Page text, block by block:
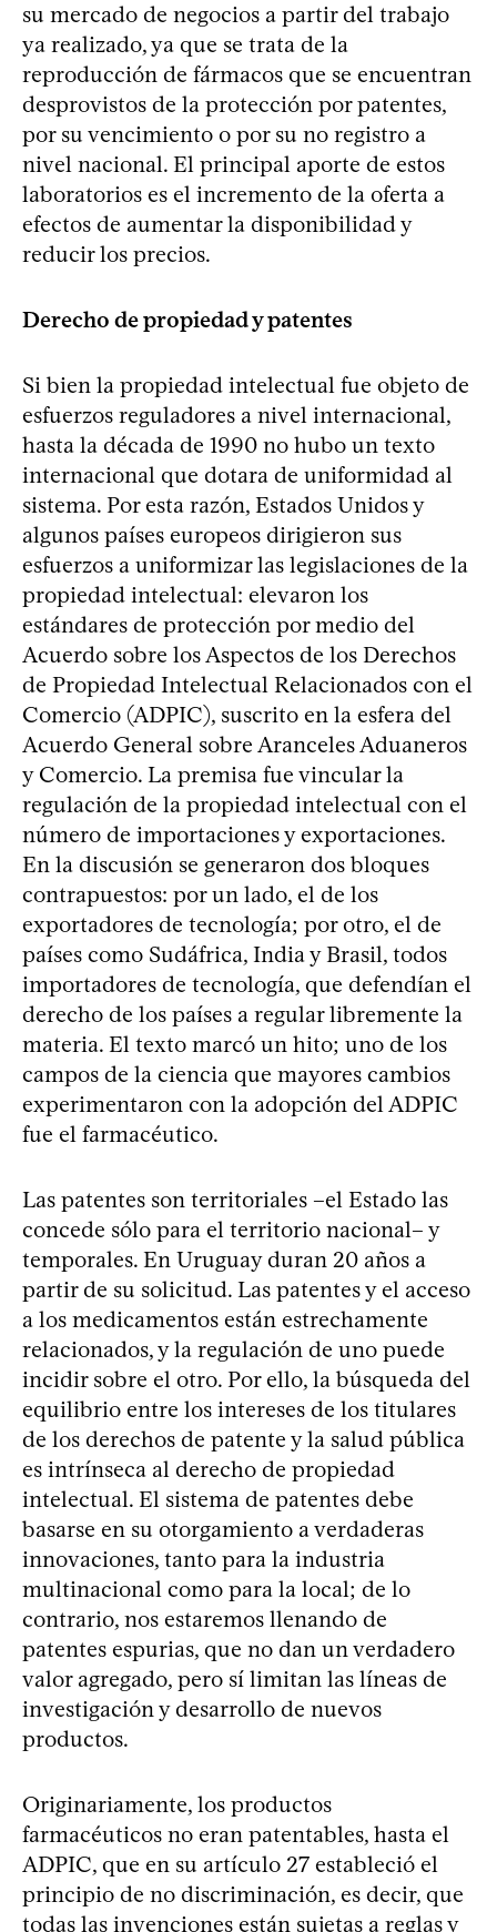
su mercado de negocios a partir del trabajo
ya realizado, ya que se trata de la
reproducción de fármacos que se encuentran
desprovistos de la protección por patentes,
por su vencimiento o por su no registro a
nivel nacional. El principal aporte de estos
laboratorios es el incremento de la oferta a
efectos de aumentar la disponibilidad y
reducir los precios.
Derecho de propiedad y patentes
Si bien la propiedad intelectual fue objeto de
esfuerzos reguladores a nivel internacional,
hasta la década de 1990 no hubo un texto
internacional que dotara de uniformidad al
sistema. Por esta razón, Estados Unidos y
algunos países europeos dirigieron sus
esfuerzos a uniformizar las legislaciones de la
propiedad intelectual: elevaron los
estándares de protección por medio del
Acuerdo sobre los Aspectos de los Derechos
de Propiedad Intelectual Relacionados con el
Comercio (ADPIC), suscrito en la esfera del
Acuerdo General sobre Aranceles Aduaneros
y Comercio. La premisa fue vincular la
regulación de la propiedad intelectual con el
número de importaciones y exportaciones.
En la discusión se generaron dos bloques
contrapuestos: por un lado, el de los
exportadores de tecnología; por otro, el de
países como Sudáfrica, India y Brasil, todos
importadores de tecnología, que defendían el
derecho de los países a regular libremente la
materia. El texto marcó un hito; uno de los
campos de la ciencia que mayores cambios
experimentaron con la adopción del ADPIC
fue el farmacéutico.
Las patentes son territoriales –el Estado las
concede sólo para el territorio nacional– y
temporales. En Uruguay duran 20 años a
partir de su solicitud. Las patentes y el acceso
a los medicamentos están estrechamente
relacionados, y la regulación de uno puede
incidir sobre el otro. Por ello, la búsqueda del
equilibrio entre los intereses de los titulares
de los derechos de patente y la salud pública
es intrínseca al derecho de propiedad
intelectual. El sistema de patentes debe
basarse en su otorgamiento a verdaderas
innovaciones, tanto para la industria
multinacional como para la local; de lo
contrario, nos estaremos llenando de
patentes espurias, que no dan un verdadero
valor agregado, pero sí limitan las líneas de
investigación y desarrollo de nuevos
productos.
Originariamente, los productos
farmacéuticos no eran patentables, hasta el
ADPIC, que en su artículo 27 estableció el
principio de no discriminación, es decir, que
todas las invenciones están sujetas a reglas y